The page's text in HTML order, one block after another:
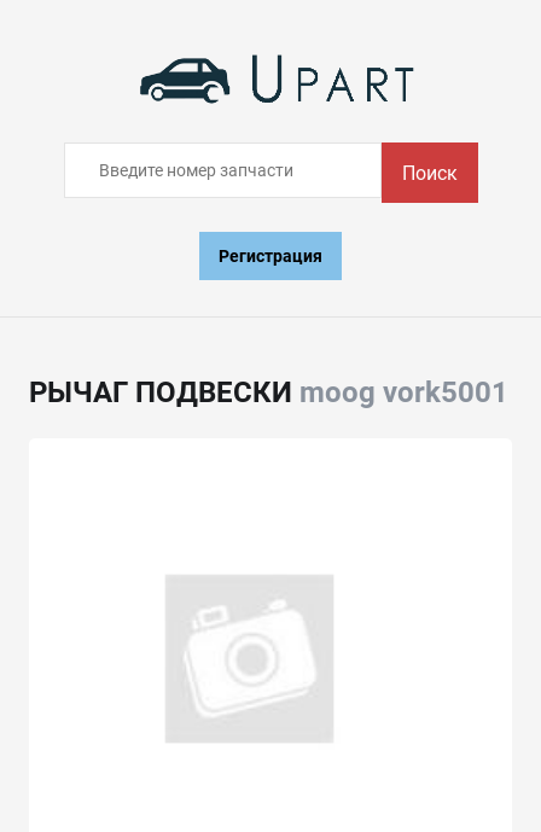
Поиск
Регистрация
РЫЧАГ ПОДВЕСКИ moog vork5001